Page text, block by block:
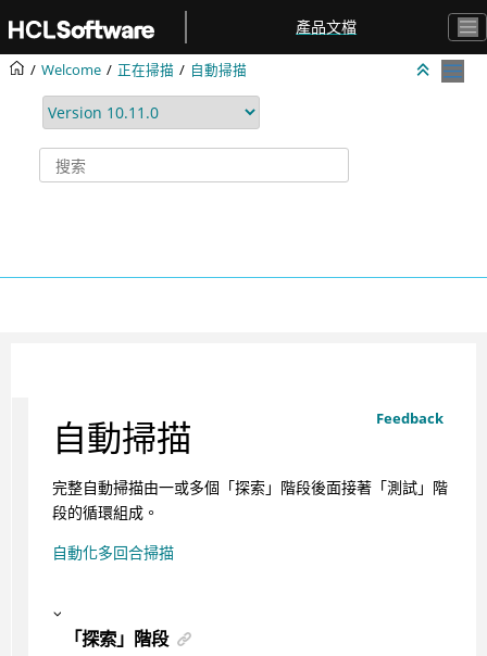
產品文檔
Welcome 正在掃描 自動掃描
Feedback
自動掃描
完整自動掃描由一或多個「探索」階段後面接著「測試」階
段的循環組成。
自動化多回合掃描
「探索」階段